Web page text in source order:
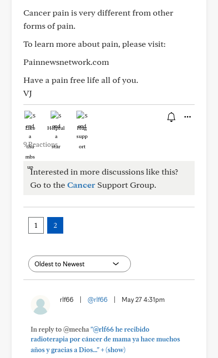
Cancer pain is very different from other
forms of pain.
To learn more about pain, please visit:
Painnewsnetwork.com
Have a pain free life all of you.
VJ
Like Helpful Hug
9 Reactions
Interested in more discussions like this?
Go to theCancer Support Group.
1 2
rlf66 @rlf66 May 27 4:31pm
In reply to @mecha "@rlf66 he recibido
radioterapia por cáncer de mama ya hace muchos
años y gracias a Dios..."+(show)